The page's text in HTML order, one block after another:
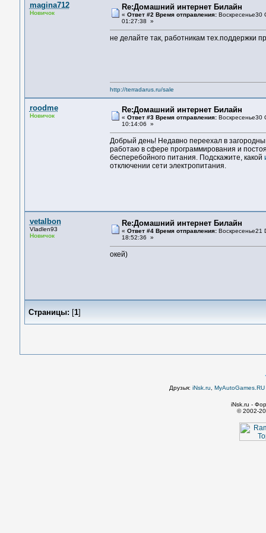
magina712
Новичок
Re:Домашний интернет Билайн
« Ответ #2 Время отправления:Воскресенье30
01:27:38 »
не делайте так, работникам тех.поддержки
http://terradarus.ru/sale
roodme
Новичок
Re:Домашний интернет Билайн
« Ответ #3 Время отправления:Воскресенье30
10:14:06 »
Добрый день! Недавно переехал в
работаю в сфере программирования и
бесперебойного питания. Подскажите, какой
отключении сети электропитания.
vetalbon
Vladlen93
Новичок
Re:Домашний интернет Билайн
« Ответ #4 Время отправления:Воскресенье21
18:52:36 »
окей)
Страницы: [1]
Друзья: iNsk.ru
iNsk.ru -
© 2002-